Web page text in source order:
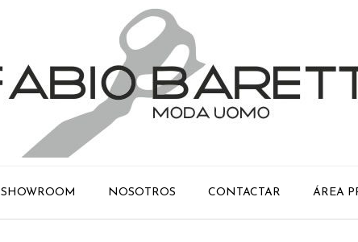
SHOWROOM NOSOTROS CONTACTAR ÁREA